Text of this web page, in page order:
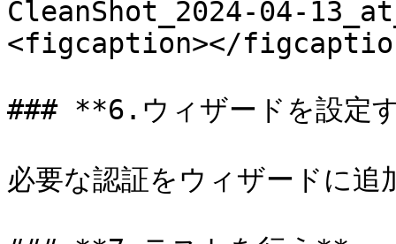
CleanShot_2024-04-
<figcaption></
### **6.ウィザードを設定
必要な認証をウィザードに追